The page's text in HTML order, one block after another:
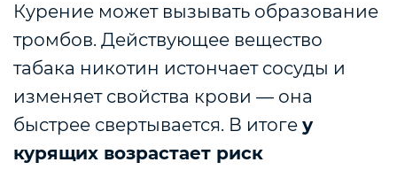
Курение может вызывать образование
тромбов. Действующее вещество
табака никотин истончает сосуды и
изменяет свойства крови — она
быстрее свертывается. В итоге у
курящих возрастает риск